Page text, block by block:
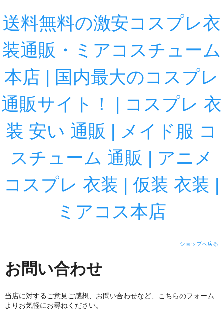
送料無料の激安コスプレ衣
装通販・ミアコスチューム
本店 | 国内最大のコスプレ
通販サイト！ | コスプレ 衣
装 安い 通販 | メイド服 コ
スチューム 通販 | アニメ
コスプレ 衣装 | 仮装 衣装 |
ミアコス本店
ショップへ戻る
お問い合わせ
当店に対するご意見ご感想、お問い合わせなど、こちらのフォーム
よりお気軽にお尋ねください。